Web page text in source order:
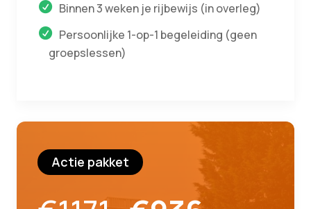
Binnen 3 weken je rijbewijs (in overleg)
Persoonlijke 1-op-1 begeleiding (geen
groepslessen)
Actie pakket